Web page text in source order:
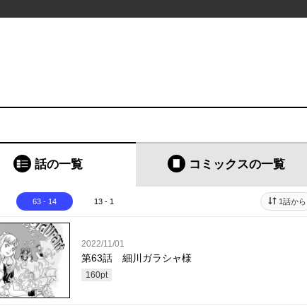
話の一覧 コミックスの一覧
63 - 14 13 - 1 1話から
2022/11/01
第63話 細川ガラシャ様
160pt